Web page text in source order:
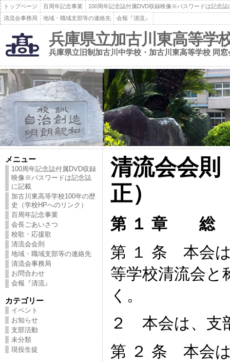
トップページ 百周年記念事業
100周年記念誌付属DVD収録映像※パスワードは記念誌
清流会事務局
地域・職域支部等の連絡先 会報『清流』
兵庫県立加古川東高等学
兵庫県立旧制加古川中学校・加古川東高等学校 同窓
メニュー
100周年記念誌付属DVD収録
映像※パスワードは記念誌
に記載
加古川東高等学校100年の歴
史（学校HPへのリンク）
百周年記念事業
会長ごあいさつ
校歌・応援歌
清流会会則
地域・職域支部等の連絡先
清流会事務局
お問合わせ
会報『清流』
カテゴリー
イベント
お知らせ
支部活動
未分類
現役生徒
清流会会則
正）
第 １ 章
第 １ 条 本会
等学校清流会と
く。
２ 本会は、支
第 ２ 条 本会